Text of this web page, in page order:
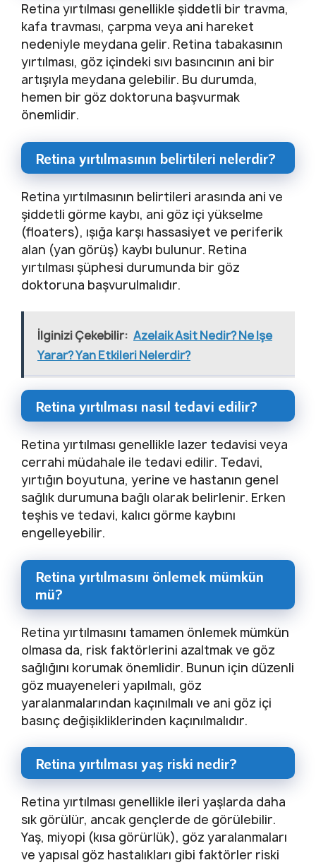
Retina yırtılması genellikle şiddetli bir travma,
kafa travması, çarpma veya ani hareket
nedeniyle meydana gelir. Retina tabakasının
yırtılması, göz içindeki sıvı basıncının ani bir
artışıyla meydana gelebilir. Bu durumda,
hemen bir göz doktoruna başvurmak
önemlidir.
Retina yırtılmasının belirtileri nelerdir?
Retina yırtılmasının belirtileri arasında ani ve
şiddetli görme kaybı, ani göz içi yükselme
(floaters), ışığa karşı hassasiyet ve periferik
alan (yan görüş) kaybı bulunur. Retina
yırtılması şüphesi durumunda bir göz
doktoruna başvurulmalıdır.
İlginizi Çekebilir: Azelaik Asit Nedir? Ne Işe
Yarar? Yan Etkileri Nelerdir?
Retina yırtılması nasıl tedavi edilir?
Retina yırtılması genellikle lazer tedavisi veya
cerrahi müdahale ile tedavi edilir. Tedavi,
yırtığın boyutuna, yerine ve hastanın genel
sağlık durumuna bağlı olarak belirlenir. Erken
teşhis ve tedavi, kalıcı görme kaybını
engelleyebilir.
Retina yırtılmasını önlemek mümkün
mü?
Retina yırtılmasını tamamen önlemek mümkün
olmasa da, risk faktörlerini azaltmak ve göz
sağlığını korumak önemlidir. Bunun için düzenli
göz muayeneleri yapılmalı, göz
yaralanmalarından kaçınılmalı ve ani göz içi
basınç değişikliklerinden kaçınılmalıdır.
Retina yırtılması yaş riski nedir?
Retina yırtılması genellikle ileri yaşlarda daha
sık görülür, ancak gençlerde de görülebilir.
Yaş, miyopi (kısa görürlük), göz yaralanmaları
ve yapısal göz hastalıkları gibi faktörler riski